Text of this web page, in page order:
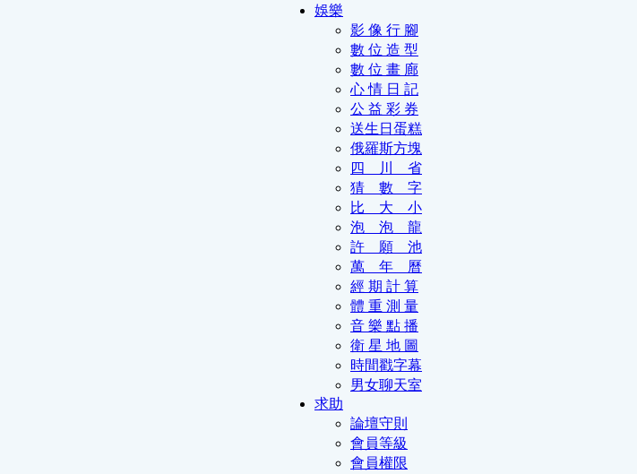
娛樂
影 像 行 腳
數 位 造 型
數 位 畫 廊
心 情 日 記
公 益 彩 券
送生日蛋糕
俄羅斯方塊
四 川 省
猜 數 字
比 大 小
泡 泡 龍
許 願 池
萬 年 曆
經 期 計 算
體 重 測 量
音 樂 點 播
衛 星 地 圖
時間戳字幕
男女聊天室
求助
論壇守則
會員等級
會員權限